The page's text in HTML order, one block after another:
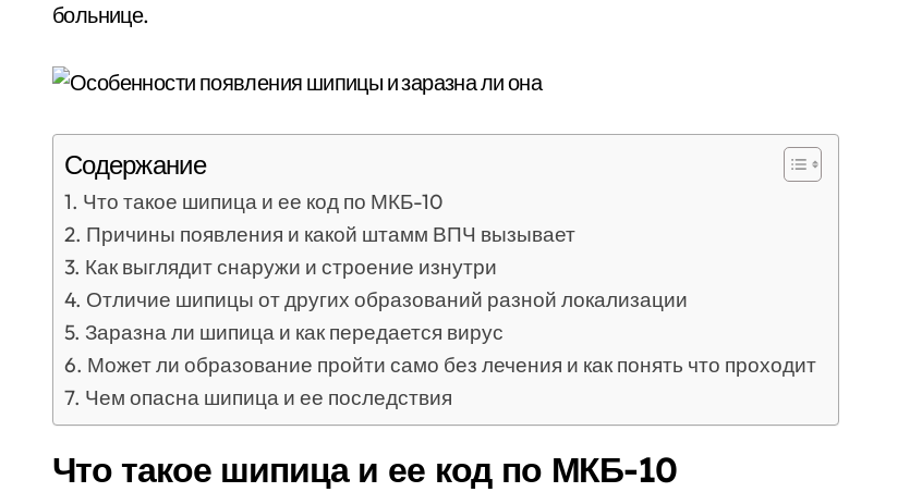
больнице.
Содержание
Что такое шипица и ее код по МКБ-10
Причины появления и какой штамм ВПЧ вызывает
Как выглядит снаружи и строение изнутри
Отличие шипицы от других образований разной локализации
Заразна ли шипица и как передается вирус
Может ли образование пройти само без лечения и как понять что проходит
Чем опасна шипица и ее последствия
Что такое шипица и ее код по МКБ-10